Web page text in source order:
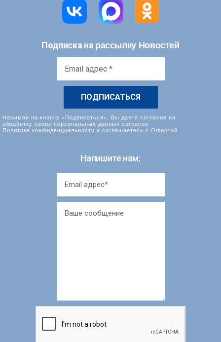
Подписка на рассылку Новостей
Нажимая на кнопку «Подписаться», Вы даете согласие на
обработку своих персональных данных согласно
Политике конфиденциальности и соглашаетесь с Офертой
Напишите нам: